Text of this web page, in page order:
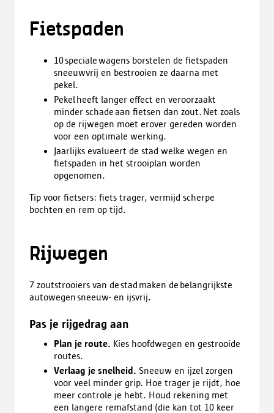
Fietspaden
10 speciale wagens borstelen de fietspaden
sneeuwvrij en bestrooien ze daarna met
pekel.
Pekel heeft langer effect en veroorzaakt
minder schade aan fietsen dan zout. Net zoals
op de rijwegen moet erover gereden worden
voor een optimale werking.
Jaarlijks evalueert de stad welke wegen en
fietspaden in het strooiplan worden
opgenomen.
Tip voor fietsers: fiets trager, vermijd scherpe
bochten en rem op tijd.
Rijwegen
7 zoutstrooiers van de stad maken de belangrijkste
autowegen sneeuw- en ijsvrij.
Pas je rijgedrag aan
Plan je route. Kies hoofdwegen en gestrooide
routes.
Verlaag je snelheid. Sneeuw en ijzel zorgen
voor veel minder grip. Hoe trager je rijdt, hoe
meer controle je hebt. Houd rekening met
een langere remafstand (die kan tot 10 keer